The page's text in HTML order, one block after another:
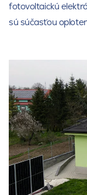
fotovoltaickú
sú súčasťou